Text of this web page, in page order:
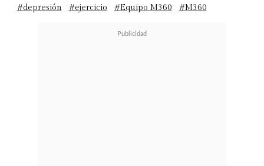
#depresión
#ejercicio #Equipo M360 #M360